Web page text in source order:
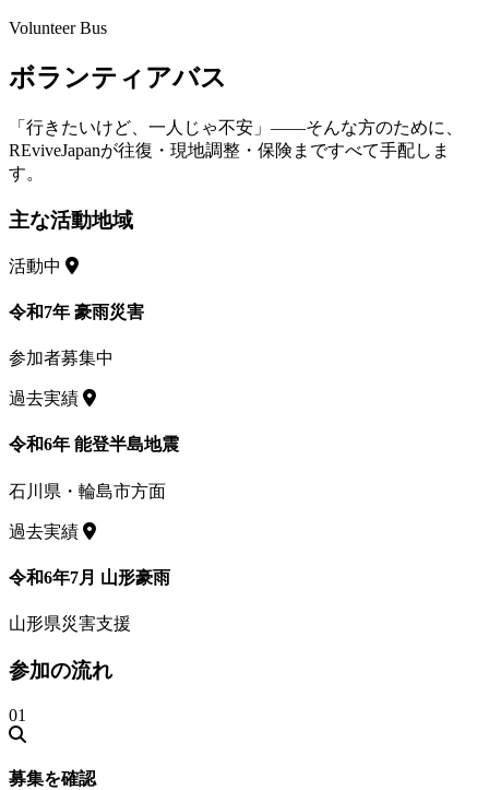
Volunteer Bus
ボランティアバス
「行きたいけど、一人じゃ不安」——そんな方のために、
REviveJapanが往復・現地調整・保険まですべて手配しま
す。
主な活動地域
活動中
令和7年 豪雨災害
参加者募集中
過去実績
令和6年 能登半島地震
石川県・輪島市方面
過去実績
令和6年7月 山形豪雨
山形県災害支援
参加の流れ
01
募集を確認